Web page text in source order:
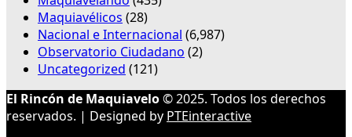
Maquiavélicos (28)
Nacional e Internacional (6,987)
Observatorio Ciudadano (2)
Uncategorized (121)
El Rincón de Maquiavelo© 2025. Todos los derechos
reservados. | Designed by PTEinteractive